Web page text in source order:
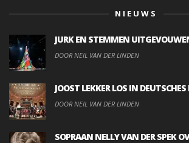
NIEUWS
JURK EN STEMMEN
DOOR NEIL VAN DER LINDEN
JOOST LEKKER LOS IN
DOOR NEIL VAN DER LINDEN
SOPRAAN NELLY VAN DER SPEK